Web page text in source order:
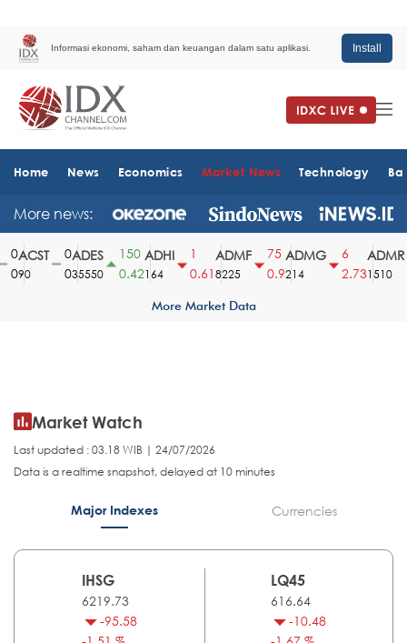
Informasi ekonomi, saham dan keuangan dalam satu aplikasi. Install
Home News Economics Market News Technology
More news:
ACST
90
0
ADES
35550
150
0.42
ADHI
164
0.61
ADMF
8225
0.9
ADMG
214
2.73
ADMR
1510
More Market Data
Market Watch
Last updated : 03.18 WIB | 24/07/2026
Data is a realtime snapshot, delayed at 10 minutes
Major Indexes Currencies
IHSG
6219.73
-95.58
LQ45
616.64
-10.48